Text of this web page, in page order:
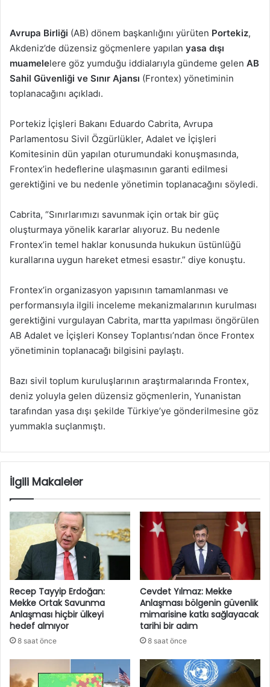
Avrupa Birliği (AB) dönem başkanlığını yürüten Portekiz,
Akdeniz’de düzensiz göçmenlere yapılan yasa dışı
muamelelere göz yumduğu iddialarıyla gündeme gelen AB
Sahil Güvenliği ve Sınır Ajansı (Frontex) yönetiminin
toplanacağını açıkladı.
Portekiz İçişleri Bakanı Eduardo Cabrita, Avrupa
Parlamentosu Sivil Özgürlükler, Adalet ve İçişleri
Komitesinin dün yapılan oturumundaki konuşmasında,
Frontex’in hedeflerine ulaşmasının garanti edilmesi
gerektiğini ve bu nedenle yönetimin toplanacağını söyledi.
Cabrita, “Sınırlarımızı savunmak için ortak bir güç
oluşturmaya yönelik kararlar alıyoruz. Bu nedenle
Frontex’in temel haklar konusunda hukukun üstünlüğü
kurallarına uygun hareket etmesi esastır.” diye konuştu.
Frontex’in organizasyon yapısının tamamlanması ve
performansıyla ilgili inceleme mekanizmalarının kurulması
gerektiğini vurgulayan Cabrita, martta yapılması öngörülen
AB Adalet ve İçişleri Konsey Toplantısı’ndan önce Frontex
yönetiminin toplanacağı bilgisini paylaştı.
Bazı sivil toplum kuruluşlarının araştırmalarında Frontex,
deniz yoluyla gelen düzensiz göçmenlerin, Yunanistan
tarafından yasa dışı şekilde Türkiye’ye gönderilmesine göz
yummakla suçlanmıştı.
İlgili Makaleler
Recep Tayyip Erdoğan:
Mekke Ortak Savunma
Anlaşması hiçbir ülkeyi
hedef almıyor
8 saat önce
Cevdet Yılmaz: Mekke
Anlaşması bölgenin güvenlik
mimarisine katkı sağlayacak
tarihi bir adım
8 saat önce